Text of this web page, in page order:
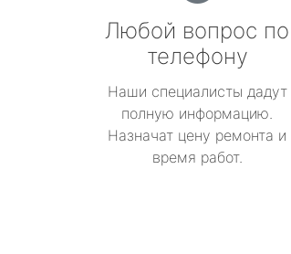
Любой вопрос по
телефону
Наши специалисты дадут
полную информацию.
Назначат цену ремонта и
время работ.